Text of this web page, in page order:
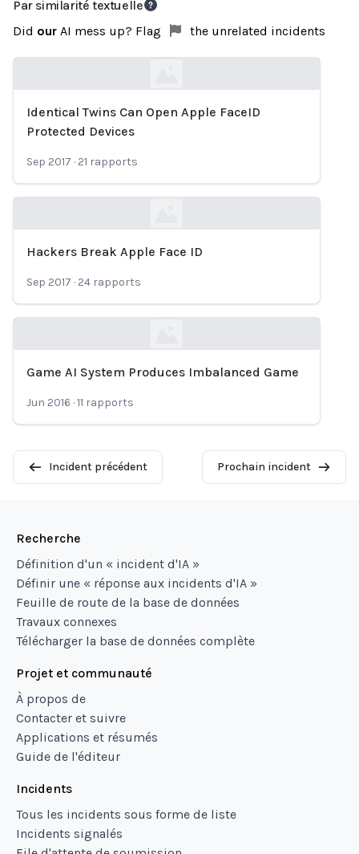
Par similarité textuelle
Did our AI mess up? Flag the unrelated incidents
Loading...
Identical Twins Can Open Apple FaceID
Protected Devices
Sep 2017 · 21 rapports
Hackers Break Apple Face ID
Sep 2017 · 24 rapports
Game AI System Produces Imbalanced Game
Jun 2016 ·11 rapports
Incident précédent Prochain incident
Recherche
Définition d'un « incident d'IA »
Définir une « réponse aux incidents d'IA »
Feuille de route de la base de données
Travaux connexes
Télécharger la base de données complète
Projet et communauté
À propos de
Contacter et suivre
Applications et résumés
Guide de l'éditeur
Incidents
Tous les incidents sous forme de liste
Incidents signalés